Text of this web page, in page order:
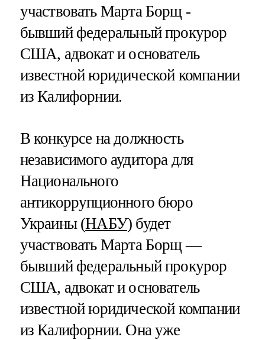
участвовать Марта Борщ -
бывший федеральный прокурор
США, адвокат и основатель
известной юридической компании
из Калифорнии.
В конкурсе на должность
независимого аудитора для
Национального
антикоррупционного бюро
Украины (НАБУ) будет
участвовать Марта Борщ —
бывший федеральный прокурор
США, адвокат и основатель
известной юридической компании
из Калифорнии. Она уже